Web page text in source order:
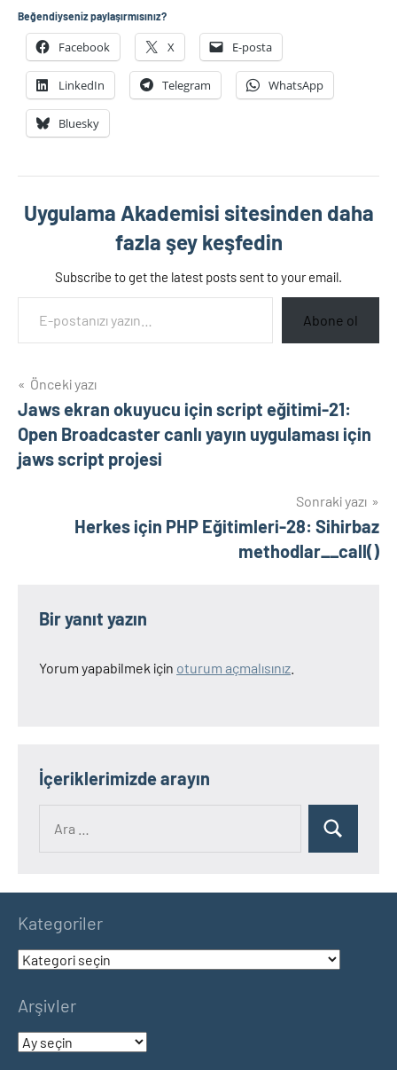
Beğendiyseniz paylaşırmısınız?
Facebook X E-posta
LinkedIn Telegram WhatsApp
Bluesky
Uygulama Akademisi sitesinden daha
fazla şey keşfedin
Subscribe to get the latest posts sent to your email.
E-postanızı yazın…
Abone ol
Yazı
gezinmesi
Önceki yazı
Jaws ekran okuyucu için script eğitimi-21:
Open Broadcaster canlı yayın uygulaması için
jaws script projesi
Sonraki yazı
Herkes için PHP Eğitimleri-28: Sihirbaz
methodlar__call()
Bir yanıt yazın
Yorum yapabilmek için oturum açmalısınız
İçeriklerimizde arayın
Ara
Kategoriler
Kategoriler
Arşivler
Arşivler